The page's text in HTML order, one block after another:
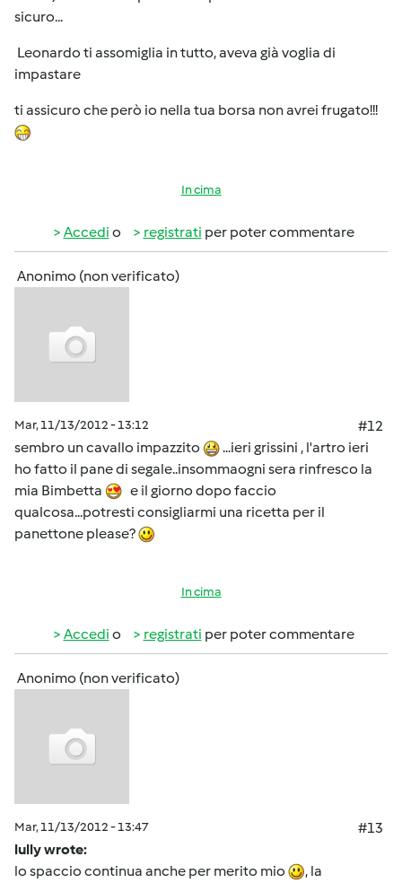
sicuro...
Leonardo ti assomiglia in tutto, aveva già voglia di
impastare
ti assicuro che però io nella tua borsa non avrei frugato!!!
In cima
Accedi o registrati per poter commentare
Anonimo (non verificato)
Mar, 11/13/2012 - 13:12
#12
sembro un cavallo impazzito
...ieri grissini , l'artro ieri
ho fatto il pane di segale..insommaogni sera rinfresco la
mia Bimbetta
e il giorno dopo faccio
qualcosa...potresti consigliarmi una ricetta per il
panettone please?
In cima
Accedi o registrati per poter commentare
Anonimo (non verificato)
Mar, 11/13/2012 - 13:47
#13
lully wrote:
lo spaccio continua anche per merito mio
, la